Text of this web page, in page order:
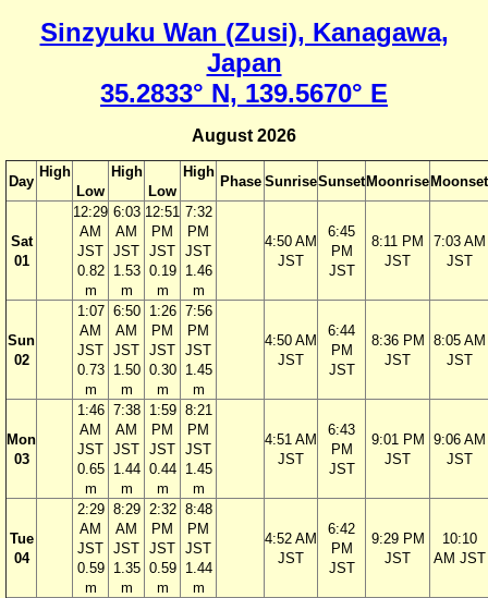
Sinzyuku Wan (Zusi), Kanagawa,
Japan
35.2833° N, 139.5670° E
August 2026
Day
High
Low
High
Low
High
Phase SunriseSunset Moonrise Moonset
Sat
01
12:29
AM
JST
0.82
m
6:03
AM
JST
1.53
m
12:51
PM
JST
0.19
m
7:32
PM
JST
1.46
m
4:50 AM
JST
6:45
PM
JST
8:11 PM
JST
7:03 AM
JST
Sun
02
1:07
AM
JST
0.73
m
6:50
AM
JST
1.50
m
1:26
PM
JST
0.30
m
7:56
PM
JST
1.45
m
4:50 AM
JST
6:44
PM
JST
8:36 PM
JST
8:05 AM
JST
Mon
03
1:46
AM
JST
0.65
m
7:38
AM
JST
1.44
m
1:59
PM
JST
0.44
m
8:21
PM
JST
1.45
m
4:51 AM
JST
6:43
PM
JST
9:01 PM
JST
9:06 AM
JST
Tue
04
2:29
AM
JST
0.59
m
8:29
AM
JST
1.35
m
2:32
PM
JST
0.59
m
8:48
PM
JST
1.44
m
4:52 AM
JST
6:42
PM
JST
9:29 PM
JST
10:10
AM JST